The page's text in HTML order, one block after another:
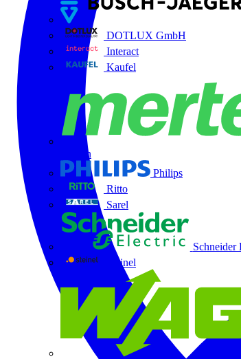
DOTLUX GmbH
Interact
Kaufel
Merten
Philips
Ritto
Sarel
Schneider
Steinel